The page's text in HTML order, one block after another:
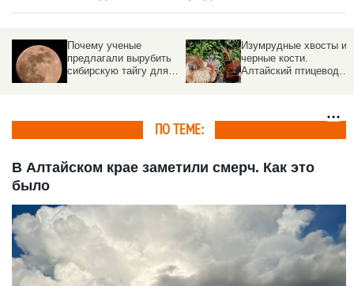
Почему ученые
предлагали вырубить
сибирскую тайгу для
Изумрудные хвосты и
черные кости.
Алтайский птицевод
ПО ТЕМЕ:
В Алтайском крае заметили смерч. Как это
было